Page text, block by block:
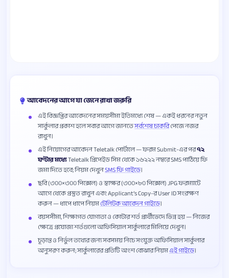
আবেদনের আগে যা জেনে রাখা জরুরি
এই বিজ্ঞপ্তির আবেদনের সময়সীমা ইতিমধ্যে শেষ — একই ধরনের নতুন
সার্কুলার প্রকাশ হলে সবার আগে জানতেসর্বশেষ চাকরিপেজে নজর
রাখুন।
এই নিয়োগের আবেদন Teletalk পোর্টালে — ফরম Submit-এর পর৭২
ঘণ্টার মধ্যেTeletalk প্রিপেইড সিম থেকে ১৬২২২ নম্বরে SMS পাঠিয়ে ফি
জমা দিতে হবে; নিয়ম দেখুনSMS ফি গাইডে।
ছবি (৩০০×৩০০ পিক্সেল) ও স্বাক্ষর (৩০০×৮০ পিক্সেল) JPG ফরম্যাটে
আগে থেকে প্রস্তুত রাখুন এবং Applicant’s Copy-র User ID সংরক্ষণ
করুন — ধাপে ধাপে নিয়মটেলিটক আবেদন গাইডে।
বয়সসীমা, শিক্ষাগত যোগ্যতা ও কোটার শর্ত প্রার্থীভেদে ভিন্ন হয় — নিজের
ক্ষেত্রে প্রযোজ্য শর্তগুলো অফিসিয়াল সার্কুলারে মিলিয়ে দেখুন।
চূড়ান্ত ও নির্ভুল তথ্যের জন্য সবসময় নিচে সংযুক্ত অফিসিয়াল সার্কুলার
অনুসরণ করুন; সার্কুলারের প্রতিটি অংশ বোঝার নিয়মএই গাইডে।